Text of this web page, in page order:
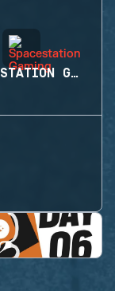
SPACESTATION GAMING